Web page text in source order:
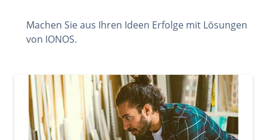
Machen Sie aus Ihren Ideen Erfolge mit Lösungen
von IONOS.